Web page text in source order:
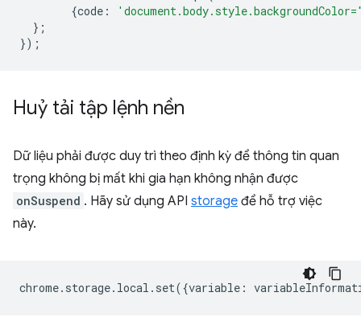
{code :
};
});
Huỷ tải tập lệnh nền
Dữ liệu phải được duy trì theo định kỳ để thông tin quan
trọng không bị mất khi gia hạn không nhận được
onSuspend . Hãy sử dụng API storage để hỗ trợ việc
này.
chrome. storage. local . set({variable :